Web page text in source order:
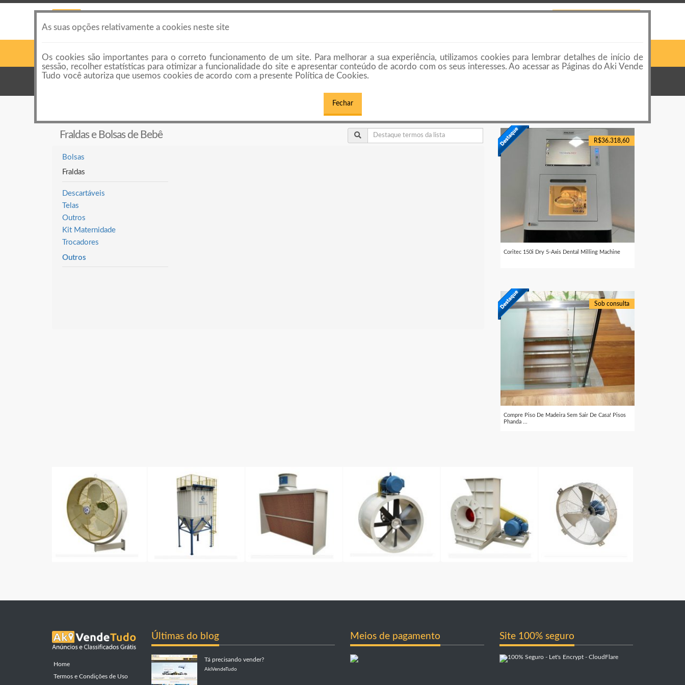
Login ou Cadastro
Categorias
Fraldas e Bolsas de Bebê
Bolsas
Fraldas
Descartáveis
Telas
Outros
Kit Maternidade
Trocadores
Outros
R$36.318,60
Coritec 150i Dry 5-Axis Dental Milling Machine
Sob consulta
Compre Piso De Madeira Sem Sair De Casa! Pisos
Phanda ...
Home
Termos e Condições de Uso
Últimas do blog
Tá precisando vender?
AkiVendeTudo
Meios de pagamento Site 100% seguro
As suas opções relativamente a cookies neste site
Os cookies são importantes para o correto funcionamento de um site. Para melhorar a sua experiência, utilizamos cookies para lembrar detalhes de início de
sessão, recolher estatísticas para otimizar a funcionalidade do site e apresentar conteúdo de acordo com os seus interesses. Ao acessar as Páginas do Aki Vende
Tudo você autoriza que usemos cookies de acordo com a presente Política de Cookies.
Fechar